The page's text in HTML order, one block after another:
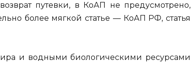
путевки, в КоАП не предусмотрено,
более мягкой статье — КоАП РФ, статья
и водными биологическими ресурсами